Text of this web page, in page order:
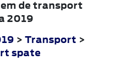
de transport
2019
> Transport >
spate